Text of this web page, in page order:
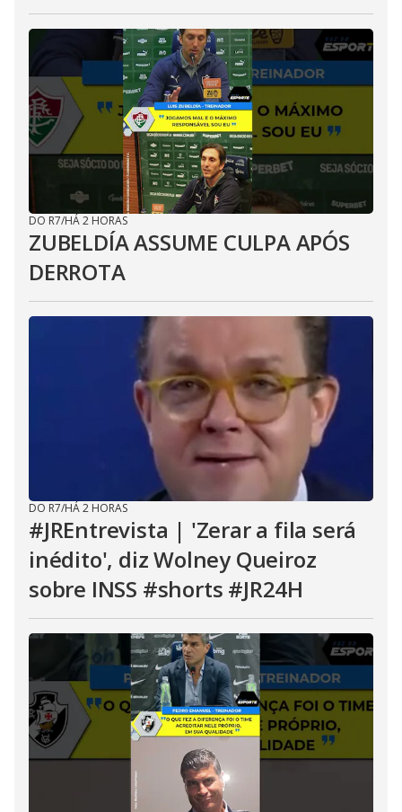
DO R7/HÁ 2 HORAS
ZUBELDÍA ASSUME CULPA APÓS
DERROTA
DO R7/HÁ 2 HORAS
#JREntrevista | 'Zerar a fila será
inédito', diz Wolney Queiroz
sobre INSS #shorts #JR24H